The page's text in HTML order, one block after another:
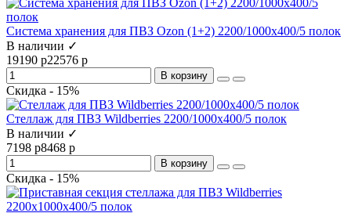
Система хранения для ПВЗ Ozon (1+2) 2200/1000x400/5 полок
В наличии ✓
19190 р22576 р
В корзину
Скидка - 15%
Стеллаж для ПВЗ Wildberries 2200/1000x400/5 полок
В наличии ✓
7198 р8468 р
В корзину
Скидка - 15%